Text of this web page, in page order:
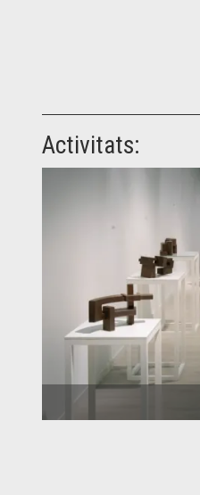
Activitats: